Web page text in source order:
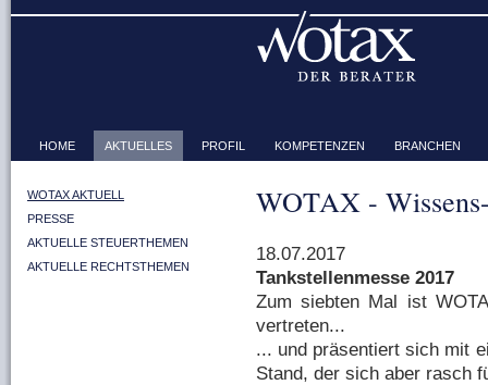
HOME AKTUELLES PROFIL KOMPETENZEN BRANCHEN
WOTAX AKTUELL
PRESSE
AKTUELLE STEUERTHEMEN
AKTUELLE RECHTSTHEMEN
WOTAX -
18.07.2017
Tankstellenmesse 2017
Zum siebten Mal ist
vertreten...
... und präsentiert sich mit
Stand, der sich aber rasch